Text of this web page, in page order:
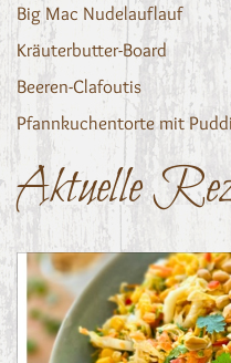
Big Mac Nudelauflauf
Kräuterbutter-Board
Beeren-Clafoutis
Pfannkuchentorte mit
Aktuelle